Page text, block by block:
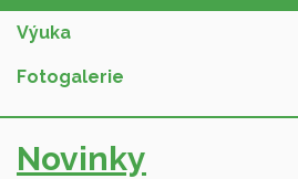
Výuka
Fotogalerie
Novinky